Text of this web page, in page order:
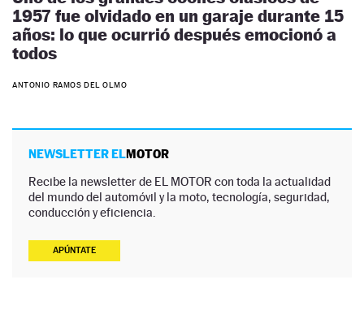
1957 fue olvidado en un garaje durante 15
años: lo que ocurrió después emocionó a
todos
ANTONIO RAMOS DEL OLMO
NEWSLETTER ELMOTOR
Recibe la newsletter de EL MOTOR con toda la actualidad
del mundo del automóvil y la moto, tecnología, seguridad,
conducción y eficiencia.
APÚNTATE